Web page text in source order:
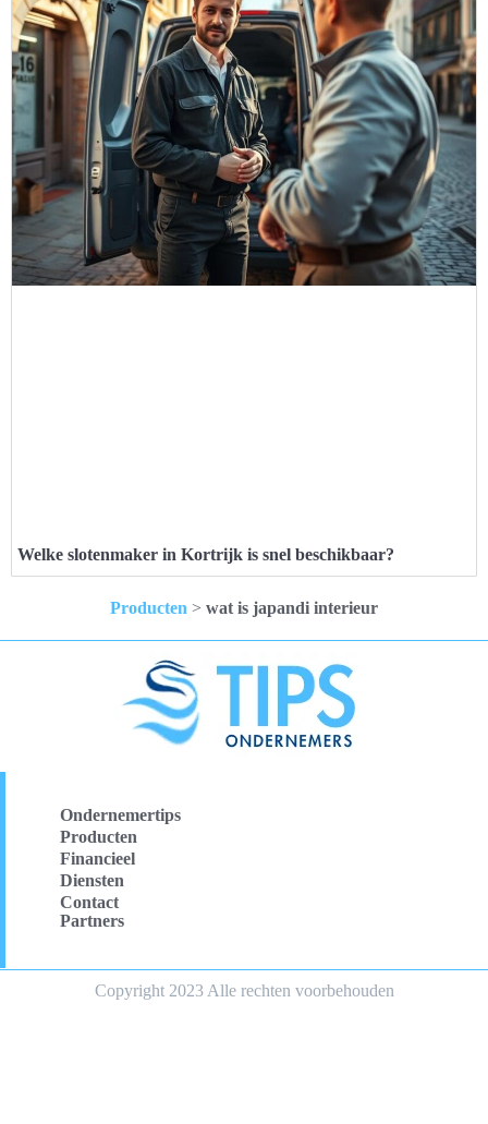
Welke slotenmaker in Kortrijk is snel beschikbaar?
Producten > wat is japandi interieur
Ondernemertips
Producten
Financieel
Diensten
Contact
Partners
Copyright 2023 Alle rechten voorbehouden